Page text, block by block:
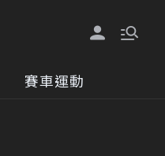
賽車運動